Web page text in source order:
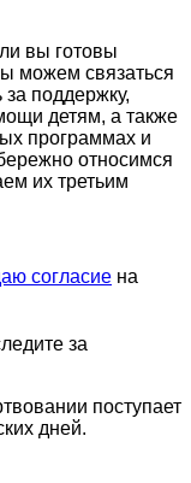
вы готовы
можем связаться
поддержку,
детям, а также
программах и
относимся
их третьим
согласие на
за
поступает
дней.